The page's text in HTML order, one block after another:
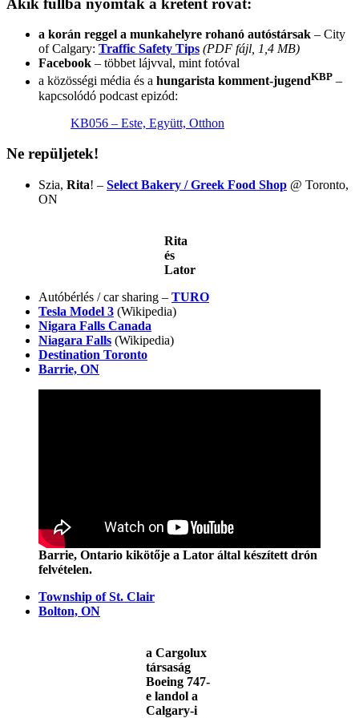
a korán reggel a munkahelyre rohanó autóstársak – City
of Calgary: Traffic Safety Tips (PDF fájl, 1,4 MB)
Facebook – többet lájvval, mint fotóval
a közösségi média és a hungarista komment-jugendKBP –
kapcsolódó podcast epizód:
KB056 – Este, Együtt, Otthon
Ne repüljetek!
Szia, Rita! – Select Bakery / Greek Food Shop @ Toronto,
ON
Rita
és
Lator
Autóbérlés / car sharing – TURO
Tesla Model 3 (Wikipedia)
Nigara Falls Canada
Niagara Falls (Wikipedia)
Destination Toronto
Barrie, ON
Barrie, Ontario kikötője a Lator által készített drón
felvételen.
Township of St. Clair
Bolton, ON
a Cargolux
társaság
Boeing 747-
e landol a
Calgary-i